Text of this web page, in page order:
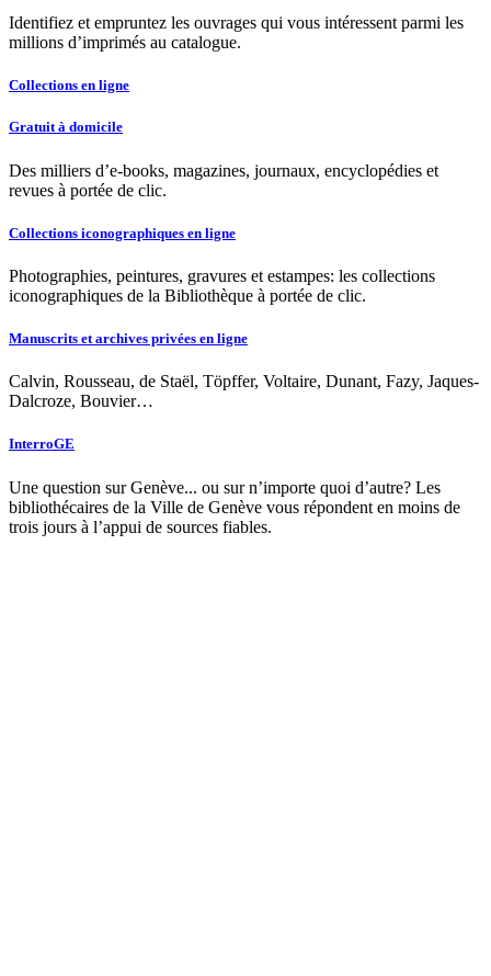
Identifiez et empruntez les ouvrages qui vous intéressent parmi les
millions d’imprimés au catalogue.
Collections en ligne
Gratuit à domicile
Des milliers d’e-books, magazines, journaux, encyclopédies et
revues à portée de clic.
Collections iconographiques en ligne
Photographies, peintures, gravures et estampes: les collections
iconographiques de la Bibliothèque à portée de clic.
Manuscrits et archives privées en ligne
Calvin, Rousseau, de Staël, Töpffer, Voltaire, Dunant, Fazy, Jaques-
Dalcroze, Bouvier…
InterroGE
Une question sur Genève... ou sur n’importe quoi d’autre? Les
bibliothécaires de la Ville de Genève vous répondent en moins de
trois jours à l’appui de sources fiables.